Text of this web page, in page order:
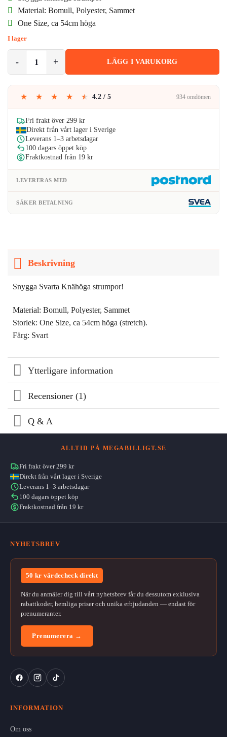
priset
var:
79kr.
priset
är:
65kr.
Material: Bomull, Polyester, Sammet
One Size, ca 54cm höga
I lager
LÄGG I VARUKORG
★ ★ ★ ★ ★ 4.2 / 5 934 omdömen
Fri frakt över 299 kr
Direkt från vårt lager i Sverige
Leverans 1–3 arbetsdagar
100 dagars öppet köp
Fraktkostnad från 19 kr
LEVERERAS MED
SÄKER BETALNING
Beskrivning
Snygga Svarta Knähöga strumpor!
Material: Bomull, Polyester, Sammet
Storlek: One Size, ca 54cm höga (stretch).
Färg: Svart
Ytterligare information
Recensioner (1)
Q & A
ALLTID PÅ MEGABILLIGT.SE
Fri frakt över 299 kr
Direkt från vårt lager i Sverige
Leverans 1–3 arbetsdagar
100 dagars öppet köp
Fraktkostnad från 19 kr
NYHETSBREV
50 kr värdecheck direkt
När du anmäler dig till vårt nyhetsbrev får du dessutom exklusiva
rabattkoder, hemliga priser och unika erbjudanden — endast för
prenumeranter.
Prenumerera →
INFORMATION
Om oss